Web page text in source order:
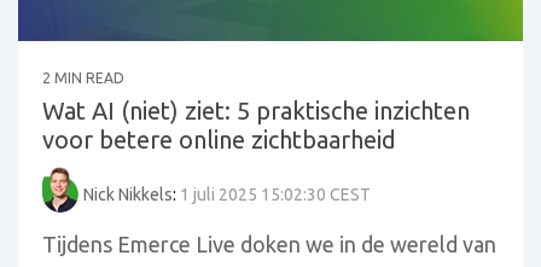
2 MIN READ
Wat AI (niet) ziet: 5 praktische inzichten
voor betere online zichtbaarheid
Nick Nikkels: 1 juli 2025 15:02:30 CEST
Tijdens Emerce Live doken we in de wereld van